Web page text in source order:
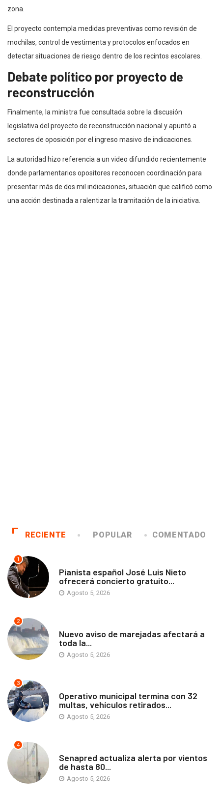
zona.
El proyecto contempla medidas preventivas como revisión de
mochilas, control de vestimenta y protocolos enfocados en
detectar situaciones de riesgo dentro de los recintos escolares.
Debate político por proyecto de
reconstrucción
Finalmente, la ministra fue consultada sobre la discusión
legislativa del proyecto de reconstrucción nacional y apuntó a
sectores de oposición por el ingreso masivo de indicaciones.
La autoridad hizo referencia a un video difundido recientemente
donde parlamentarios opositores reconocen coordinación para
presentar más de dos mil indicaciones, situación que calificó como
una acción destinada a ralentizar la tramitación de la iniciativa.
RECIENTE POPULAR COMENTADO
1
Pianista español José Luis Nieto
ofrecerá concierto gratuito...
Agosto 5, 2026
2
Nuevo aviso de marejadas afectará a
toda la...
Agosto 5, 2026
3
Operativo municipal termina con 32
multas, vehículos retirados...
Agosto 5, 2026
4
Senapred actualiza alerta por vientos
de hasta 80...
Agosto 5, 2026